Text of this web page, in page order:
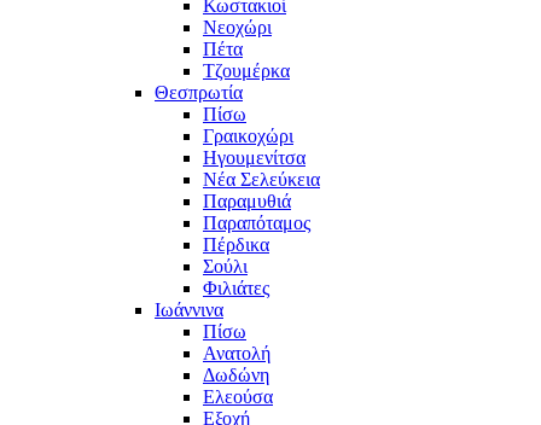
Κωστακιοί
Νεοχώρι
Πέτα
Τζουμέρκα
Θεσπρωτία
Πίσω
Γραικοχώρι
Ηγουμενίτσα
Νέα Σελεύκεια
Παραμυθιά
Παραπόταμος
Πέρδικα
Σούλι
Φιλιάτες
Ιωάννινα
Πίσω
Ανατολή
Δωδώνη
Ελεούσα
Εξοχή